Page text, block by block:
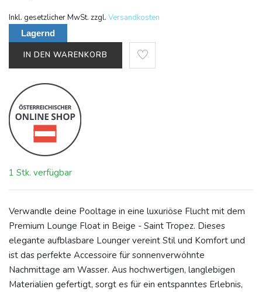
Inkl. gesetzlicher MwSt. zzgl. Versandkosten
Lagernd
IN DEN WARENKORB
1 Stk. verfügbar
Verwandle deine Pooltage in eine luxuriöse Flucht mit dem
Premium Lounge Float in Beige - Saint Tropez. Dieses
elegante aufblasbare Lounger vereint Stil und Komfort und
ist das perfekte Accessoire für sonnenverwöhnte
Nachmittage am Wasser. Aus hochwertigen, langlebigen
Materialien gefertigt, sorgt es für ein entspanntes Erlebnis,